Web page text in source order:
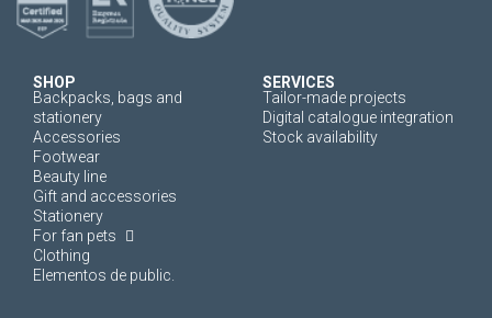
SHOP
Backpacks, bags and
stationery
Accessories
Footwear
Beauty line
Gift and accessories
Stationery
For fan pets
Clothing
Elementos de public.
SERVICES
Tailor-made projects
Digital catalogue integration
Stock availability